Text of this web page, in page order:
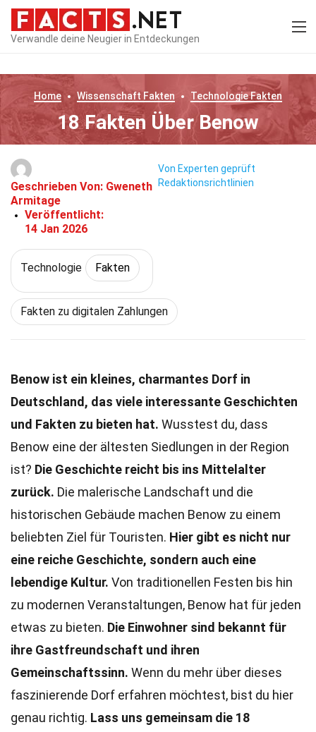
Verwandle deine Neugier in Entdeckungen
Home Wissenschaft Fakten TechnologieFakten
18 Fakten Über Benow
Geschrieben Von: Gweneth
Armitage
Veröffentlicht:
14 Jan 2026
Von Experten geprüft
Redaktionsrichtlinien
Technologie Fakten
Fakten zu digitalen Zahlungen
Benow ist ein kleines, charmantes Dorf in
Deutschland, das viele interessante Geschichten
und Fakten zu bieten hat. Wusstest du, dass
Benow eine der ältesten Siedlungen in der Region
ist? Die Geschichte reicht bis ins Mittelalter
zurück. Die malerische Landschaft und die
historischen Gebäude machen Benow zu einem
beliebten Ziel für Touristen. Hier gibt es nicht nur
eine reiche Geschichte, sondern auch eine
lebendige Kultur. Von traditionellen Festen bis hin
zu modernen Veranstaltungen, Benow hat für jeden
etwas zu bieten. Die Einwohner sind bekannt für
ihre Gastfreundschaft und ihren
Gemeinschaftssinn. Wenn du mehr über dieses
faszinierende Dorf erfahren möchtest, bist du hier
genau richtig. Lass uns gemeinsam die 18